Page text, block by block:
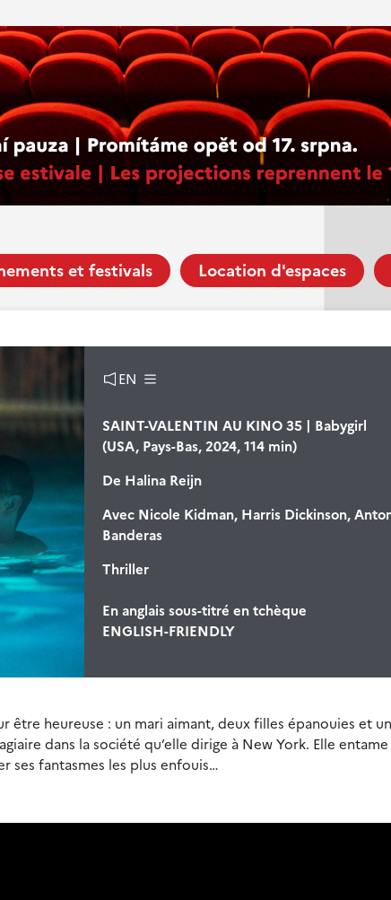
et festivals Location d'espaces
EN
SAINT-VALENTIN AU KINO 35 | Babygirl
(USA, Pays-Bas, 2024, 114 min)
De Halina Reijn
AvecNicole Kidman, Harris Dickinson,
Banderas
Thriller
En anglais sous-titré en tchèque
ENGLISH-FRIENDLY
être heureuse : un mari aimant, deux filles épanouies et
dans la société qu’elle dirige à New York. Elle
ses fantasmes les plus enfouis…